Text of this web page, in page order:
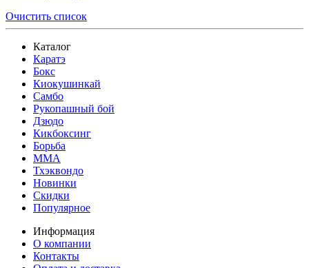
Очистить список
Каталог
Каратэ
Бокс
Киокушинкай
Самбо
Рукопашный бой
Дзюдо
Кикбоксинг
Борьба
MMA
Тхэквондо
Новинки
Скидки
Популярное
Информация
О компании
Контакты